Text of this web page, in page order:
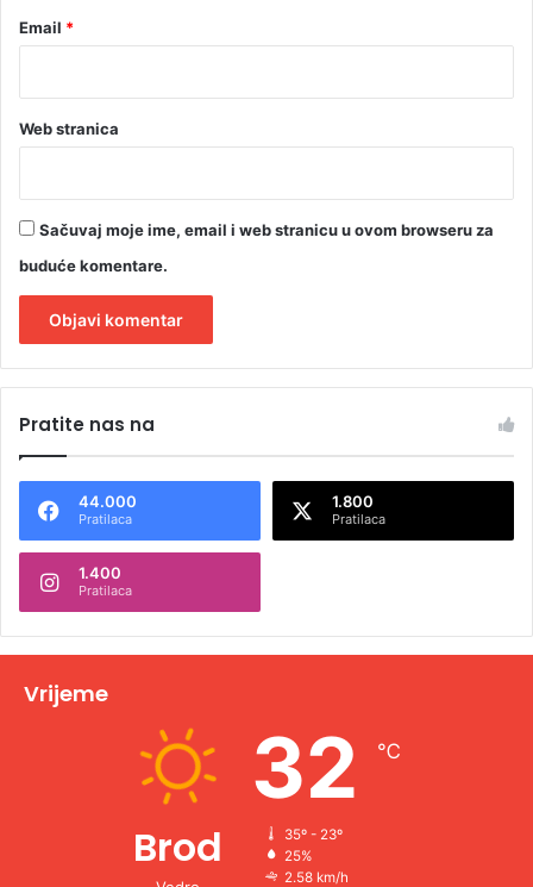
Email *
Web stranica
Sačuvaj moje ime, email i web stranicu u ovom browseru za
buduće komentare.
t
n
t
v
Pratite nas na
44.000
Pratilaca
1.800
Pratilaca
1.400
Pratilaca
Vrijeme
Brod
32 ℃
35º - 23º
25%
2.58 km/h